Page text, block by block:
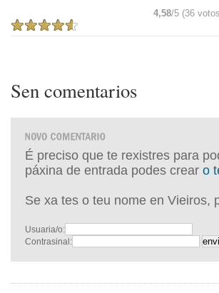
4,58/5 (36
Sen comentarios
É preciso que te rexistres para
páxina de entrada podes crear o
Se xa tes o teu nome en Vieiros,
Usuaria/o:
Contrasinal: